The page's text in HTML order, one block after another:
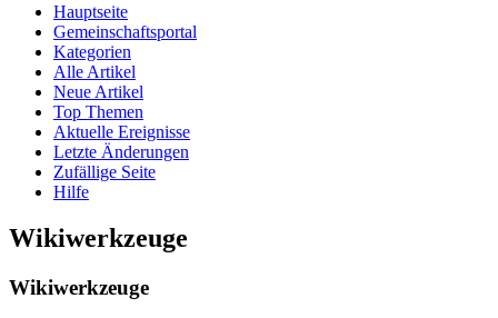
Hauptseite
Gemeinschaftsportal
Kategorien
Alle Artikel
Neue Artikel
Top Themen
Aktuelle Ereignisse
Letzte Änderungen
Zufällige Seite
Hilfe
Wikiwerkzeuge
Wikiwerkzeuge